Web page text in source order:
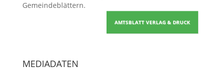
Gemeindeblättern.
AMTSBLATT VERLAG & DRUCK
MEDIADATEN